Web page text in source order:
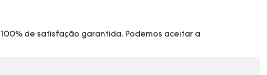
de satisfação garantida. Podemos aceitar a